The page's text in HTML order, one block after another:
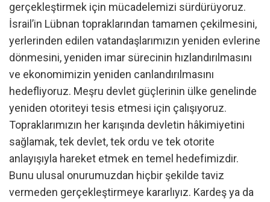
gerçekleştirmek için mücadelemizi sürdürüyoruz.
İsrail’in Lübnan topraklarından tamamen çekilmesini,
yerlerinden edilen vatandaşlarımızın yeniden evlerine
dönmesini, yeniden imar sürecinin hızlandırılmasını
ve ekonomimizin yeniden canlandırılmasını
hedefliyoruz. Meşru devlet güçlerinin ülke genelinde
yeniden otoriteyi tesis etmesi için çalışıyoruz.
Topraklarımızın her karışında devletin hâkimiyetini
sağlamak, tek devlet, tek ordu ve tek otorite
anlayışıyla hareket etmek en temel hedefimizdir.
Bunu ulusal onurumuzdan hiçbir şekilde taviz
vermeden gerçekleştirmeye kararlıyız. Kardeş ya da